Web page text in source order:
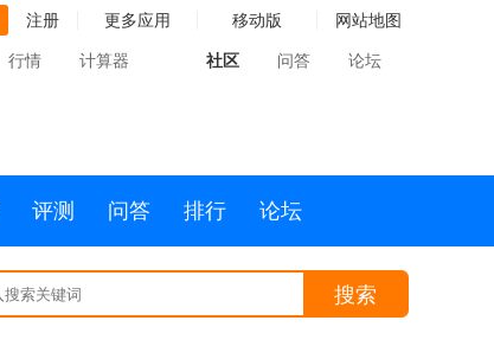
注册 更多应用 移动版 网站地图
行情 计算器 社区 问答 论坛
评测 问答 排行 论坛
搜索